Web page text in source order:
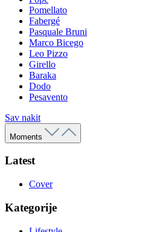
Pomellato
Fabergé
Pasquale Bruni
Marco Bicego
Leo Pizzo
Girello
Baraka
Dodo
Pesavento
Sav nakit
Moments
Latest
Cover
Kategorije